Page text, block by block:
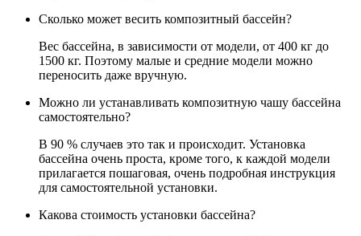
Сколько может весить композитный бассейн?
Вес бассейна, в зависимости от модели, от 400 кг до
1500 кг. Поэтому малые и средние модели можно
переносить даже вручную.
Можно ли устанавливать композитную чашу бассейна
самостоятельно?
В 90 % случаев это так и происходит. Установка
бассейна очень проста, кроме того, к каждой модели
прилагается пошаговая, очень подробная инструкция
для самостоятельной установки.
Какова стоимость установки бассейна?